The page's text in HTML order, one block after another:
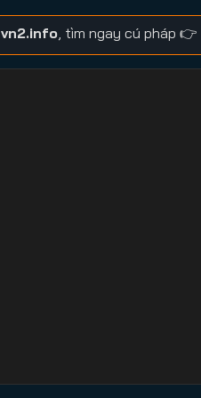
vn2.info, tìm ngay cú pháp 👉